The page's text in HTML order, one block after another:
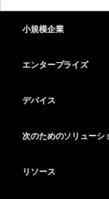
小規模企業
エンタープライズ
デバイス
次のためのソリューシ
リソース